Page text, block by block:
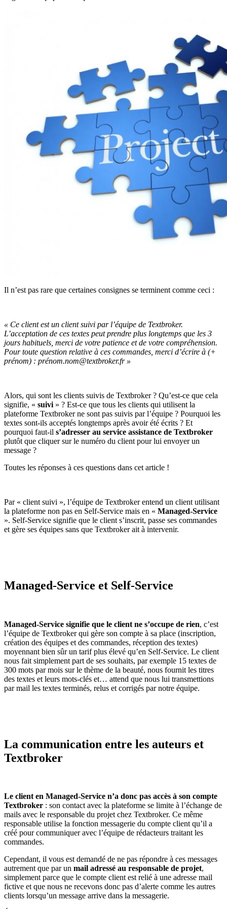
Il n’est pas rare que certaines consignes se terminent comme ceci :
« Ce client est un client suivi par l’équipe de Textbroker.
L’acceptation de ces textes peut prendre plus longtemps que les 3
jours habituels, merci de votre patience et de votre compréhension.
Pour toute question relative à ces commandes, merci d’écrire à (+
prénom) : prénom.nom@textbroker.fr »
Alors, qui sont les clients suivis de Textbroker ? Qu’est-ce que cela
signifie, « suivi » ? Est-ce que tous les clients qui utilisent la
plateforme Textbroker ne sont pas suivis par l’équipe ? Pourquoi les
textes sont-ils acceptés longtemps après avoir été écrits ? Et
pourquoi faut-il s’adresser au service assistance de Textbroker
plutôt que cliquer sur le numéro du client pour lui envoyer un
message ?
Toutes les réponses à ces questions dans cet article !
Par « client suivi », l’équipe de Textbroker entend un client utilisant
la plateforme non pas en Self-Service mais en « Managed-Service
». Self-Service signifie que le client s’inscrit, passe ses commandes
et gère ses équipes sans que Textbroker ait à intervenir.
Managed-Service et Self-Service
Managed-Service signifie que le client ne s’occupe de rien, c’est
l’équipe de Textbroker qui gère son compte à sa place (inscription,
création des équipes et des commandes, réception des textes)
moyennant bien sûr un tarif plus élevé qu’en Self-Service. Le client
nous fait simplement part de ses souhaits, par exemple 15 textes de
300 mots par mois sur le thème de la beauté, nous fournit les titres
des textes et leurs mots-clés et… attend que nous lui transmettions
par mail les textes terminés, relus et corrigés par notre équipe.
La communication entre les auteurs et
Textbroker
Le client en Managed-Service n’a donc pas accès à son compte
Textbroker : son contact avec la plateforme se limite à l’échange de
mails avec le responsable du projet chez Textbroker. Ce même
responsable utilise la fonction messagerie du compte client qu’il a
créé pour communiquer avec l’équipe de rédacteurs traitant les
commandes.
Cependant, il vous est demandé de ne pas répondre à ces messages
autrement que par un mail adressé au responsable de projet,
simplement parce que le compte client est relié à une adresse mail
fictive et que nous ne recevons donc pas d’alerte comme les autres
clients lorsqu’un message arrive dans la messagerie.